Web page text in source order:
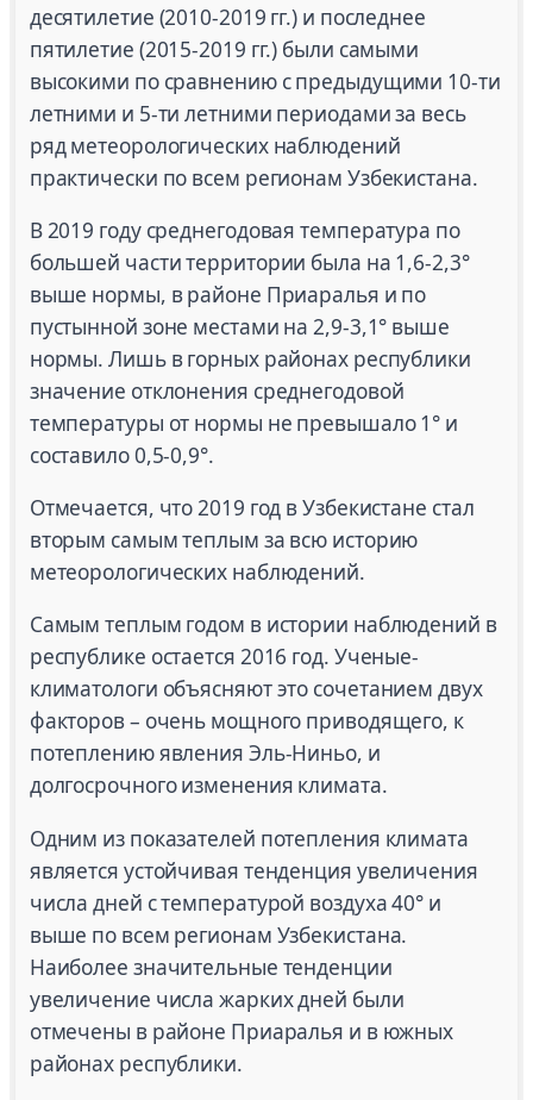
десятилетие (2010-2019 гг.) и последнее
пятилетие (2015-2019 гг.) были самыми
высокими по сравнению с предыдущими 10-ти
летними и 5-ти летними периодами за весь
ряд метеорологических наблюдений
практически по всем регионам Узбекистана.
В 2019 году среднегодовая температура по
большей части территории была на 1,6-2,3°
выше нормы, в районе Приаралья и по
пустынной зоне местами на 2,9-3,1° выше
нормы. Лишь в горных районах республики
значение отклонения среднегодовой
температуры от нормы не превышало 1° и
составило 0,5-0,9°.
Отмечается, что 2019 год в Узбекистане стал
вторым самым теплым за всю историю
метеорологических наблюдений.
Самым теплым годом в истории наблюдений в
республике остается 2016 год. Ученые-
климатологи объясняют это сочетанием двух
факторов – очень мощного приводящего, к
потеплению явления Эль-Ниньо, и
долгосрочного изменения климата.
Одним из показателей потепления климата
является устойчивая тенденция увеличения
числа дней с температурой воздуха 40° и
выше по всем регионам Узбекистана.
Наиболее значительные тенденции
увеличение числа жарких дней были
отмечены в районе Приаралья и в южных
районах республики.